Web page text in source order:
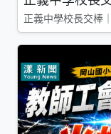
正義中學校長交棒